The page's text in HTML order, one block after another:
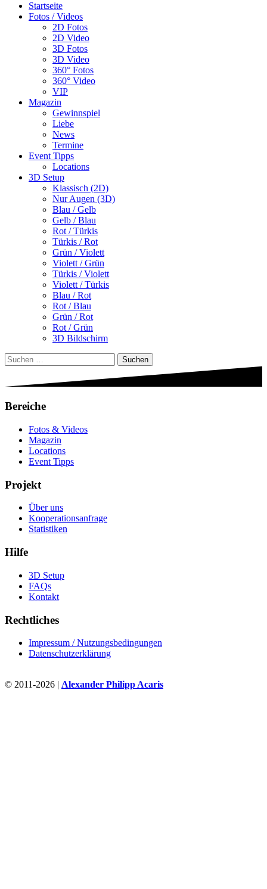
Startseite
Fotos / Videos
2D Fotos
2D Video
3D Fotos
3D Video
360° Fotos
360° Video
VIP
Magazin
Gewinnspiel
Liebe
News
Termine
Event Tipps
Locations
3D Setup
Klassisch (2D)
Nur Augen (3D)
Blau / Gelb
Gelb / Blau
Rot / Türkis
Türkis / Rot
Grün / Violett
Violett / Grün
Türkis / Violett
Violett / Türkis
Blau / Rot
Rot / Blau
Grün / Rot
Rot / Grün
3D Bildschirm
Suchen
nach:
Bereiche
Fotos & Videos
Magazin
Locations
Event Tipps
Projekt
Über uns
Kooperationsanfrage
Statistiken
Hilfe
3D Setup
FAQs
Kontakt
Rechtliches
Impressum / Nutzungsbedingungen
Datenschutzerklärung
© 2011-2026 | Alexander Philipp Acaris